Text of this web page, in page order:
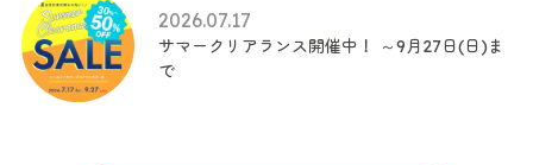
2026.07.17
サマークリアランス開催中！ ～9月27日(日)ま
で